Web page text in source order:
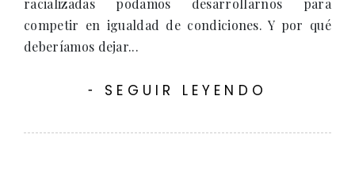
racializadas podamos desarrollarnos para
competir en igualdad de condiciones. Y por qué
deberíamos dejar...
- SEGUIR LEYENDO